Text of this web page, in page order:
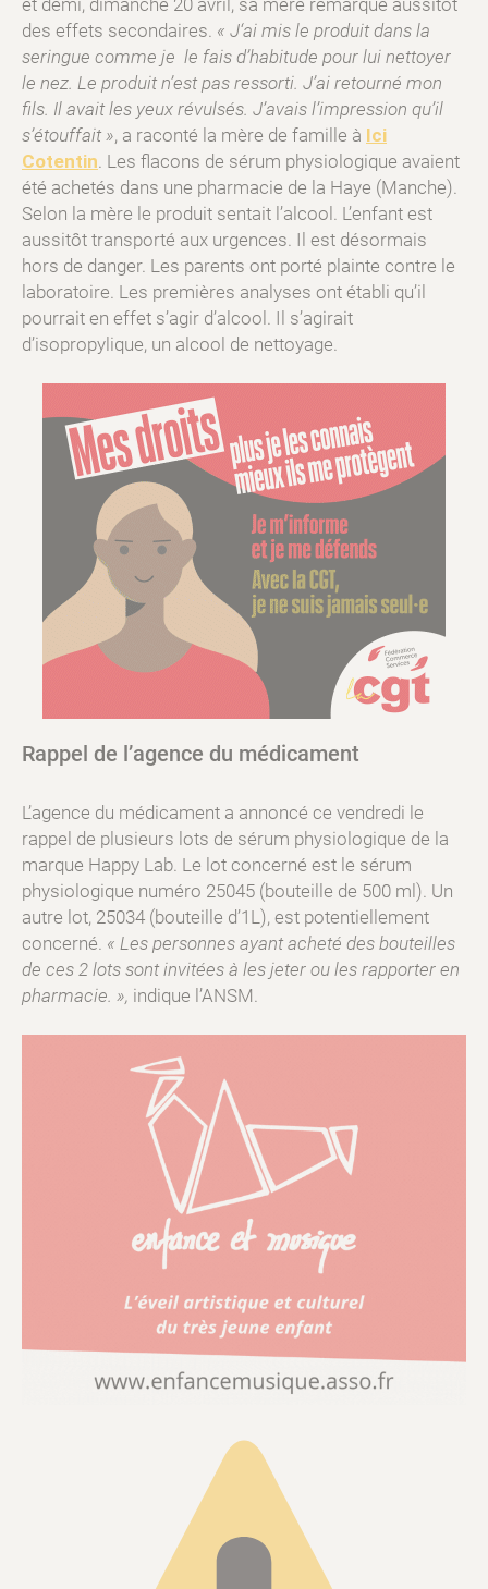
et demi, dimanche 20 avril, sa mère remarque aussitôt
des effets secondaires. « J‘ai mis le produit dans la
seringue comme je le fais d’habitude pour lui nettoyer
le nez. Le produit n’est pas ressorti. J’ai retourné mon
fils. Il avait les yeux révulsés. J’avais l’impression qu’il
s’étouffait », a raconté la mère de famille à Ici
Cotentin. Les flacons de sérum physiologique avaient
été achetés dans une pharmacie de la Haye (Manche).
Selon la mère le produit sentait l’alcool. L’enfant est
aussitôt transporté aux urgences. Il est désormais
hors de danger. Les parents ont porté plainte contre le
laboratoire. Les premières analyses ont établi qu’il
pourrait en effet s’agir d’alcool. Il s’agirait
d’isopropylique, un alcool de nettoyage.
Rappel de l’agence du médicament
L’agence du médicament a annoncé ce vendredi le
rappel de plusieurs lots de sérum physiologique de la
marque Happy Lab. Le lot concerné est le sérum
physiologique numéro 25045 (bouteille de 500 ml). Un
autre lot, 25034 (bouteille d’1L), est potentiellement
concerné. « Les personnes ayant acheté des bouteilles
de ces 2 lots sont invitées à les jeter ou les rapporter en
pharmacie. », indique l’ANSM.